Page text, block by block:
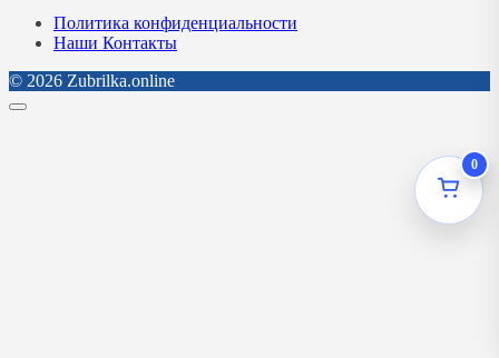
Политика конфиденциальности
Наши Контакты
© 2026 Zubrilka.online
0